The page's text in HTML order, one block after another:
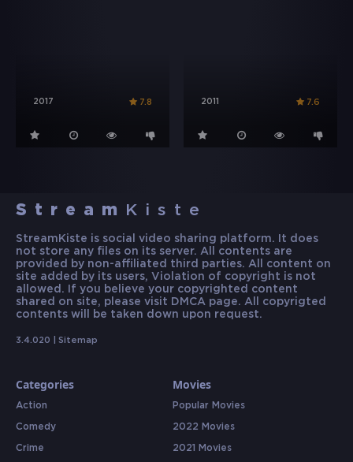
2017 7.8 2011 7.6
Stream Kiste
StreamKiste is social video sharing platform. It does
not store any files on its server. All contents are
provided by non-affiliated third parties. All content on
site added by its users, Violation of copyright is not
allowed. If you believe your copyrighted content
shared on site, please visit DMCA page. All copyrigted
contents will be taken down upon request.
3.4.020 | Sitemap
Categories
Action
Comedy
Crime
Movies
Popular Movies
2022 Movies
2021 Movies